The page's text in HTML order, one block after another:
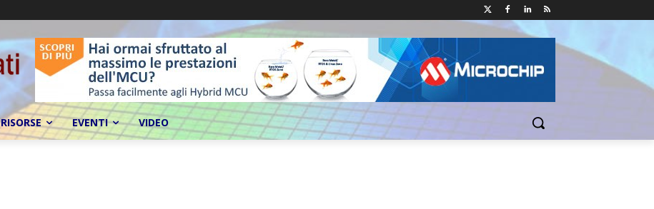
RISORSE EVENTI VIDEO